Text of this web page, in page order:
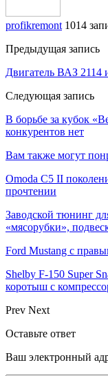
profikremont 1014
Предыдущая запись
Двигатель ВАЗ 2114
Следующая запись
В борьбе за кубок
конкурентов нет
Вам также могут
Omoda C5 II
прочтении
Заводской тюнинг
«мясорубки»,
Ford Mustang с
Shelby F-150 Super
коротыш с
Prev Next
Оставьте ответ
Ваш электронный